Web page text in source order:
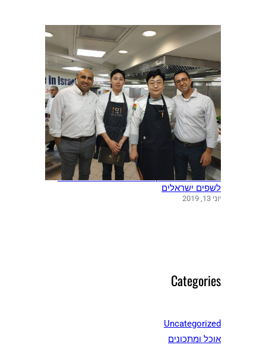
משלחת שפים מקוריאה ערכה סדנאות בישול
לשפים ישראלים
יוני 13, 2019
Categories
Uncategorized
אוכל ומתכונים